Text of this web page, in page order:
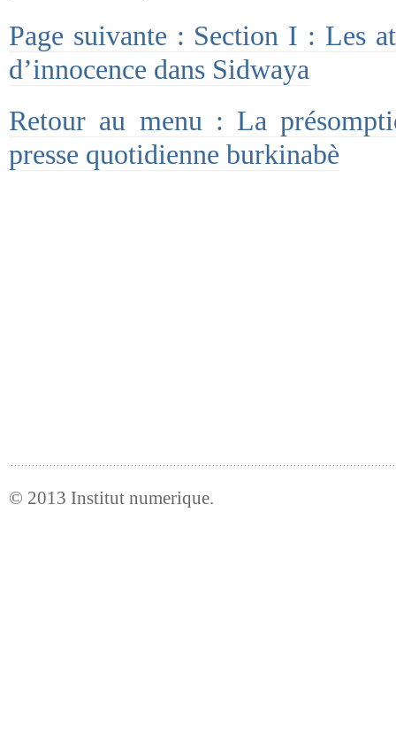
Page suivante : Section I : Les
d’innocence dans Sidwaya
Retour au menu : La
presse quotidienne burkinabè
© 2013 Institut numerique.